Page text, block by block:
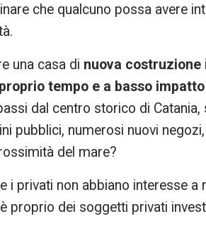
che qualcuno possa avere
una casa di nuova costruzione
tempo e a basso
dal centro storico di Catania,
pubblici, numerosi nuovi
del mare?
i privati non abbiano interesse a
proprio dei soggetti privati